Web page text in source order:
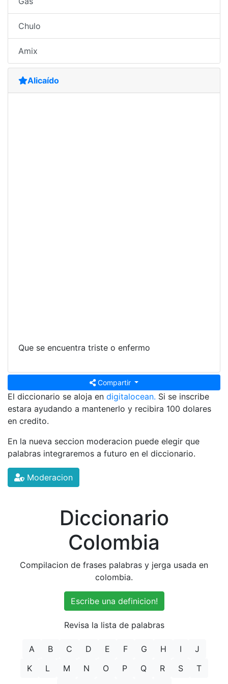
Chulo
Amix
Alicaído
Que se encuentra triste o enfermo
Compartir
El diccionario se aloja en digitalocean. Si se inscribe
estara ayudando a mantenerlo y recibira 100 dolares
en credito.
En la nueva seccion moderacion puede elegir que
palabras integraremos a futuro en el diccionario.
Moderacion
Diccionario
Colombia
Compilacion de frases palabras y jerga usada en
colombia.
Escribe una definicion!
Revisa la lista de palabras
A B C D E F G H I
J
K
L M N O P Q R S
T